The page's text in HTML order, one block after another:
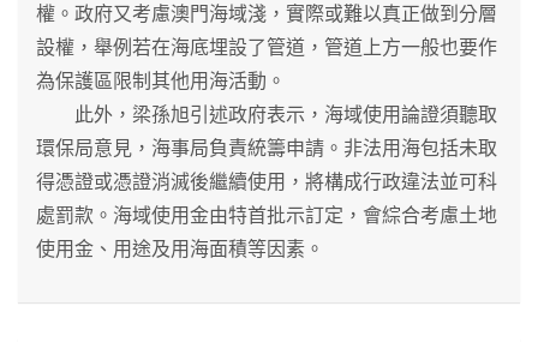
權。政府又考慮澳門海域淺，實際或難以真正做到分層
設權，舉例若在海底埋設了管道，管道上方一般也要作
為保護區限制其他用海活動。
此外，梁孫旭引述政府表示，海域使用論證須聽取
環保局意見，海事局負責統籌申請。非法用海包括未取
得憑證或憑證消滅後繼續使用，將構成行政違法並可科
處罰款。海域使用金由特首批示訂定，會綜合考慮土地
使用金、用途及用海面積等因素。